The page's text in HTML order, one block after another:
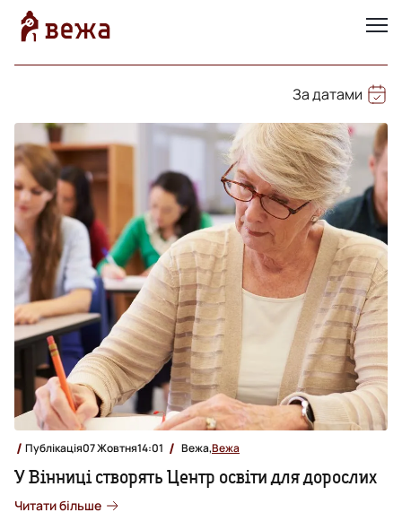
За датами
Публікація07 Жовтня14:01 Вежа,Вежа
У Вінниці створять Центр освіти для дорослих
Читати більше